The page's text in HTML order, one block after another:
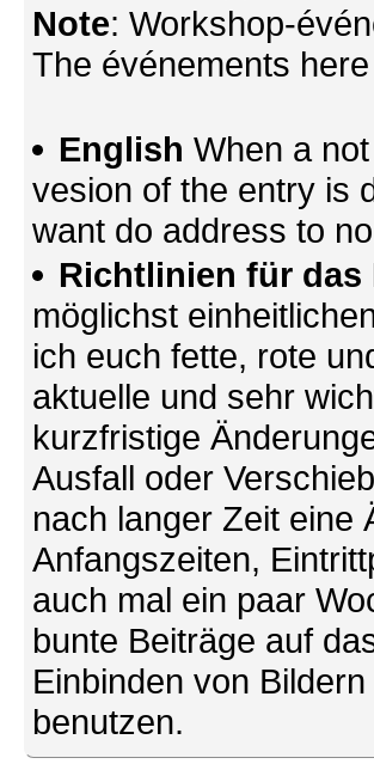
Note: Workshop-
The événements
English When a
vesion of the entry is
want do address to
Richtlinien für das
möglichst
ich euch fette, rote
aktuelle und sehr
kurzfristige
Ausfall oder
nach langer Zeit eine
Anfangszeiten,
auch mal ein paar
bunte Beiträge auf
Einbinden von
benutzen.